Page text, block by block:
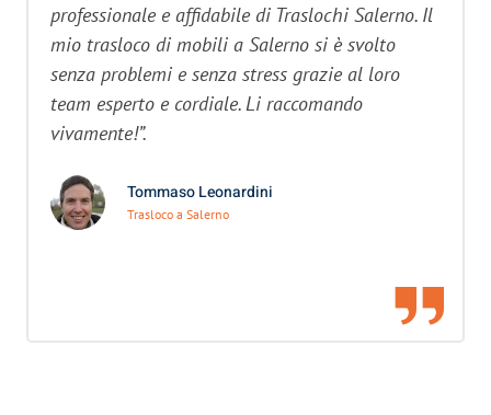
professionale e affidabile di Traslochi Salerno. Il
mio trasloco di mobili a Salerno si è svolto
senza problemi e senza stress grazie al loro
team esperto e cordiale. Li raccomando
vivamente!”.
Tommaso Leonardini
Trasloco a Salerno